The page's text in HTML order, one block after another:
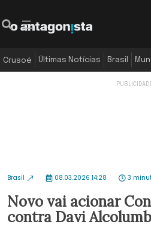
Crusoé Últimas Notícias Brasil
Brasil 08.03.2026 14:28 3
Novo vai acionar
contra Davi